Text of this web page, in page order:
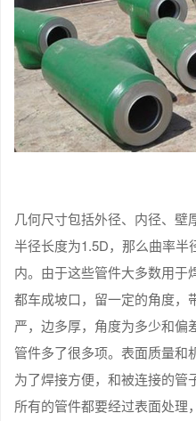
几何尺寸包括外径、内径、壁
半径长度为1.5D，那么曲率半
内。由于这些管件大多数用于
都车成坡口，留一定的角度，
严，边多厚，角度为多少和偏
管件多了很多项。表面质量和
为了焊接方便，和被连接的管
所有的管件都要经过表面处理